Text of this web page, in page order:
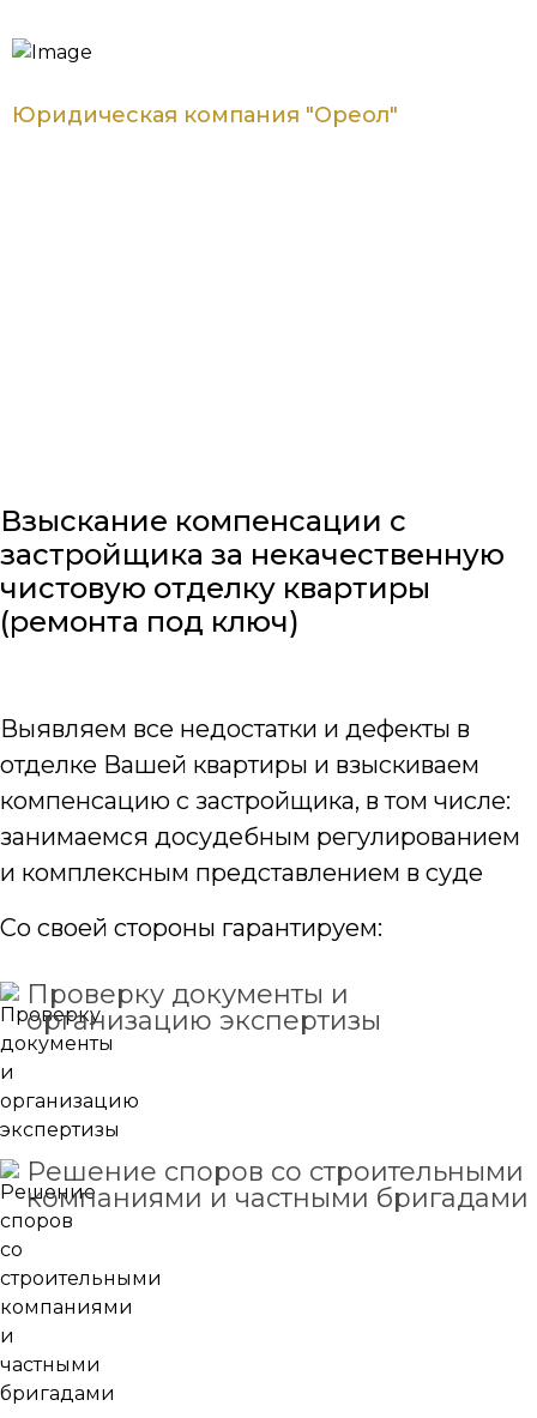
Юридическая компания "Ореол"
Взыскание компенсации с
застройщика за некачественную
чистовую отделку квартиры
(ремонта под ключ)
Выявляем все недостатки и дефекты в
отделке Вашей квартиры и взыскиваем
компенсацию с застройщика, в том числе:
занимаемся досудебным регулированием
и комплексным представлением в суде
Со своей стороны гарантируем:
Проверку документы и
организацию экспертизы
Решение споров со строительными
компаниями и частными бригадами